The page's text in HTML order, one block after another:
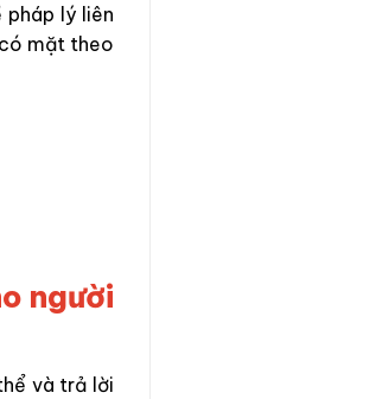
lý liên
mặt theo
người
và trả lời